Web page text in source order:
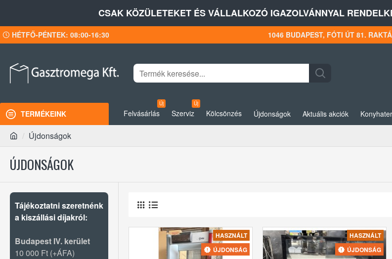
CSAK KÖZÜLETEKET ÉS VÁLLALKOZÓ IGAZOLVÁNNYAL
HÉTFŐ-PÉNTEK: 08:00-16:30 1046 BUDAPEST, FÓTI ÚT 81.
TERMÉKEINK Felvásárlás
Új
Szerviz
Új
Kölcsönzés Újdonságok Aktuális akciók
Újdonságok
ÚJDONSÁGOK
Tájékoztatni szeretnénk
a kiszállási díjakról:
Budapest IV. kerület
10 000 Ft (+ÁFA)
HASZNÁLT
ÚJDONSÁG
HASZNÁLT
ÚJDONSÁG